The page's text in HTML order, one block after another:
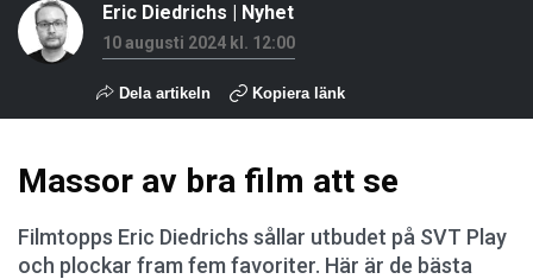
Eric Diedrichs | Nyhet
10 augusti 2024 kl. 12:00
Dela artikeln Kopiera länk
Massor av bra film att se
Filmtopps Eric Diedrichs sållar utbudet på SVT Play
och plockar fram fem favoriter. Här är de bästa